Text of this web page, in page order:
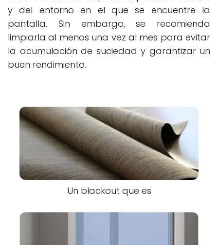
y del entorno en el que se encuentre la
pantalla. Sin embargo, se recomienda
limpiarla al menos una vez al mes para evitar
la acumulación de suciedad y garantizar un
buen rendimiento.
Un blackout que es